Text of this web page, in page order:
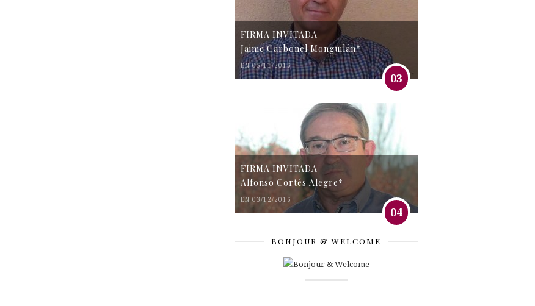
FIRMA INVITADA
Jaime Carbonel Monguilán*
EN 05/11/2016
03
FIRMA INVITADA
Alfonso Cortés Alegre*
EN 03/12/2016
04
BONJOUR & WELCOME